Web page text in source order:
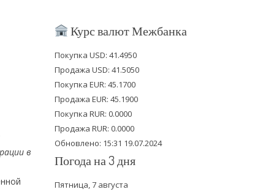
в
i
t
e
r
c
b
o
o
k
u
u
b
e
Курс валют Межбанка
Покупка USD: 41.4950
Продажа USD: 41.5050
Покупка EUR: 45.1700
Продажа EUR: 45.1900
Покупка RUR: 0.0000
Продажа RUR: 0.0000
Обновлено: 15:31 19.07.2024
Погода на 3 дня
Пятница, 7 августа